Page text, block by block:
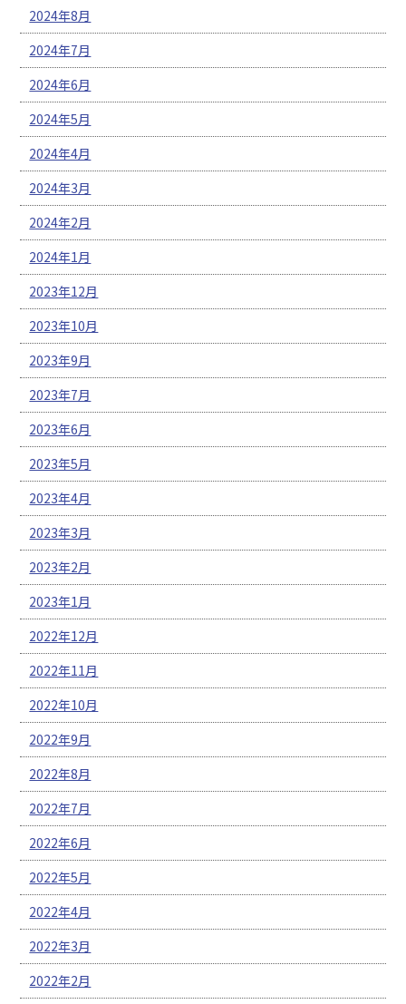
2024年8月
2024年7月
2024年6月
2024年5月
2024年4月
2024年3月
2024年2月
2024年1月
2023年12月
2023年10月
2023年9月
2023年7月
2023年6月
2023年5月
2023年4月
2023年3月
2023年2月
2023年1月
2022年12月
2022年11月
2022年10月
2022年9月
2022年8月
2022年7月
2022年6月
2022年5月
2022年4月
2022年3月
2022年2月